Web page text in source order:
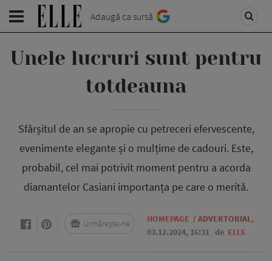
Adaugă ca sursă
Unele lucruri sunt pentru
totdeauna
Sfârșitul de an se apropie cu petreceri efervescente,
evenimente elegante și o mulțime de cadouri. Este,
probabil, cel mai potrivit moment pentru a acorda
diamantelor Casiani importanța pe care o merită.
HOMEPAGE / ADVERTORIAL,
03.12.2024, 16:31 de ELLE
Urmărește-ne